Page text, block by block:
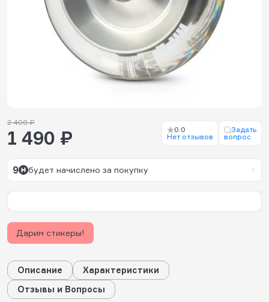
2 400 ₽
1 490 ₽
0.0
Нет отзывов
Задать
вопрос
9 будет начислено за покупку
Дарим стикеры!
Описание
Характеристики
Отзывы и Вопросы